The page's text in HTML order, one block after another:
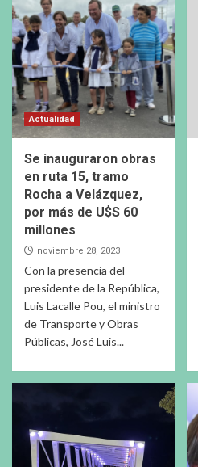
Actualidad
Se inauguraron obras
en ruta 15, tramo
Rocha a Velázquez,
por más de U$S 60
millones
noviembre 28, 2023
Con la presencia del
presidente de la República,
Luis Lacalle Pou, el ministro
de Transporte y Obras
Públicas, José Luis...